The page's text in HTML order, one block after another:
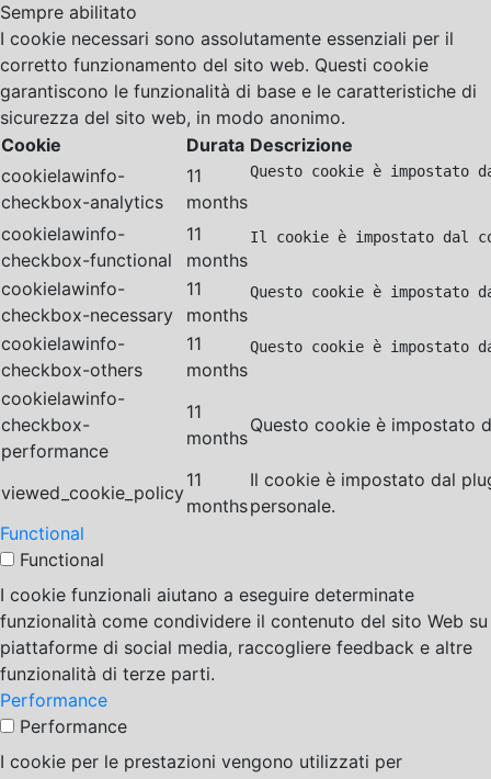
Sempre abilitato
I cookie necessari sono assolutamente essenziali per il
corretto funzionamento del sito web. Questi cookie
garantiscono le funzionalità di base e le caratteristiche di
sicurezza del sito web, in modo anonimo.
Cookie
Durata Descrizione
cookielawinfo-
checkbox-analytics
11
months
Questo cookie è
cookielawinfo-
checkbox-functional
11
months
Il cookie è impostato dal
cookielawinfo-
checkbox-necessary
11
months
Questo cookie è impostato
cookielawinfo-
checkbox-others
11
months
Questo cookie è
cookielawinfo-
checkbox-
performance
11
months
Questo cookie è impostato
viewed_cookie_policy
11
months
Il cookie è impostato dal
personale.
Functional
Functional
I cookie funzionali aiutano a eseguire determinate
funzionalità come condividere il contenuto del sito Web su
piattaforme di social media, raccogliere feedback e altre
funzionalità di terze parti.
Performance
Performance
I cookie per le prestazioni vengono utilizzati per